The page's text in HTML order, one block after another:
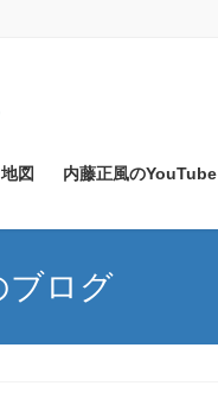
図 内藤正風のYouTube
ブログ